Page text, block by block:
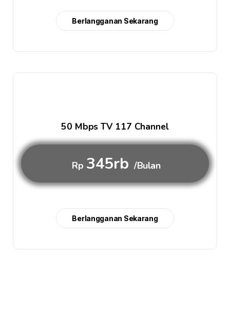
Berlangganan Sekarang
50 Mbps TV 117 Channel
Rp 345rb /Bulan
Berlangganan Sekarang